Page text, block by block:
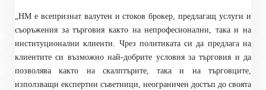
„НМ е всепризнат валутен и стоков брокер, предлагащ услуги и
съоръжения за търговия както на непрофесионални, така и на
институционални клиенти. Чрез политиката си да предлага на
клиентите си възможно най-добрите условия за търговия и да
позволява както на скалптърите, така и на търговците,
използващи експертни съветници, неограничен достъп до своята